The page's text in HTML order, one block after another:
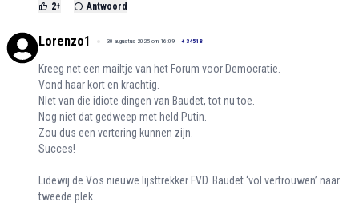
2+ Antwoord
Lorenzo1 30 augustus 2025 om 16:09 + 34518
Kreeg net een mailtje van het Forum voor Democratie.
Vond haar kort en krachtig.
NIet van die idiote dingen van Baudet, tot nu toe.
Nog niet dat gedweep met held Putin.
Zou dus een vertering kunnen zijn.
Succes!
Lidewij de Vos nieuwe lijsttrekker FVD. Baudet ‘vol vertrouwen’ naar
tweede plek.